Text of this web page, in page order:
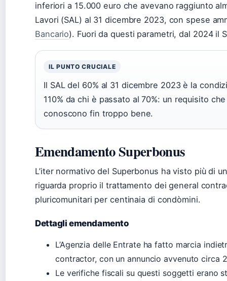
inferiori a 15.000 euro che avevano raggiunto
Lavori (SAL) al 31 dicembre 2023, con spese
Bancario). Fuori da questi parametri, dal 2024 il
IL PUNTO CRUCIALE
Il SAL del 60% al 31 dicembre 2023 è la
110% da chi è passato al 70%: un requisito
conoscono fin troppo bene.
Emendamento Superbonus
L’iter normativo del Superbonus ha visto più di
riguarda proprio il trattamento dei general
pluricomunitari per centinaia di condòmini.
Dettagli emendamento
L’Agenzia delle Entrate ha fatto marcia
contractor, con un annuncio avvenuto circa
Le verifiche fiscali su questi soggetti erano